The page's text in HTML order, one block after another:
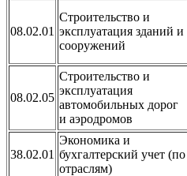
08.02.01
Строительство и
эксплуатация зданий и
сооружений
08.02.05
Строительство и
эксплуатация
автомобильных дорог
и аэродромов
38.02.01
Экономика и
бухгалтерский учет (по
отраслям)